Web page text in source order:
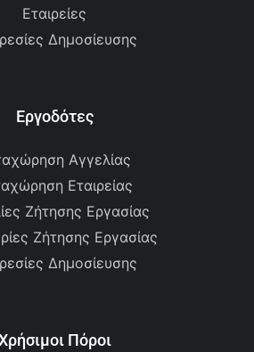
Εταιρείες
Δημοσίευσης
Εργοδότες
Αγγελίας
Εταιρείας
Ζήτησης Εργασίας
Ζήτησης Εργασίας
Δημοσίευσης
Πόροι